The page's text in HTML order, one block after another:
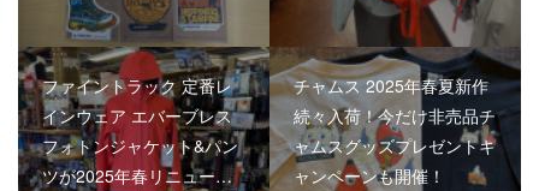
ファイントラック 定番レ
インウェア エバーブレス
フォトンジャケット&パン
ツが2025年春リニュー…
チャムス 2025年春夏新作
続々入荷！今だけ非売品チ
ャムスグッズプレゼントキ
ャンペーンも開催！